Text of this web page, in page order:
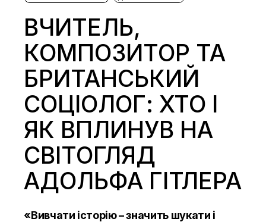
ВЧИТЕЛЬ,
КОМПОЗИТОР ТА
БРИТАНСЬКИЙ
СОЦІОЛОГ: ХТО І
ЯК ВПЛИНУВ НА
СВІТОГЛЯД
АДОЛЬФА ГІТЛЕРА
«Вивчати історію – значить шукати і